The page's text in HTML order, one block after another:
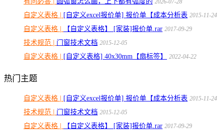
2026-07-28
自定义表格 | [自定义excel报价单] 报价单【成本分析表 2015-11-24
自定义表格 | 【自定义表格】 [家装]报价单.rar 2017-09-29
技术规范 | 门窗技术文档 2015-12-05
自定义表格 | [自定义表格] 40x30mm【扇标签】 2022-04-22
热门主题
自定义表格 | [自定义excel报价单] 报价单【成本分析表 2015-11-24
技术规范 | 门窗技术文档 2015-12-05
自定义表格 | 【自定义表格】 [家装]报价单.rar 2017-09-29